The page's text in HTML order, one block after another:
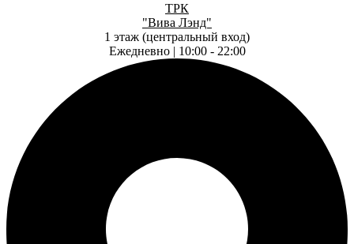
ТРК
"Вива Лэнд"
1 этаж (центральный вход)
Ежедневно | 10:00 - 22:00